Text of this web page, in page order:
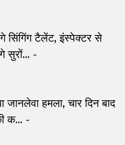
सिंगिंग टैलेंट, इंस्पेक्टर से
सुरों... -
हमला, चार दिन बाद
क... -